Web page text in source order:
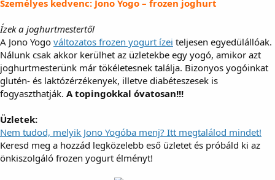
Személyes kedvenc: Jono Yogo – frozen joghurt
Ízek a joghurtmestertől
A Jono Yogo változatos frozen yogurt ízei teljesen egyedülállóak.
Nálunk csak akkor kerülhet az üzletekbe egy yogó, amikor azt
joghurtmesterünk már tökéletesnek találja. Bizonyos yogóinkat
glutén- és laktózérzékenyek, illetve diabéteszesek is
fogyaszthatják. A topingokkal óvatosan!!!
Üzletek:
Nem tudod, melyik Jono Yogóba menj? Itt megtalálod mindet!
Keresd meg a hozzád legközelebb eső üzletet és próbáld ki az
önkiszolgáló frozen yogurt élményt!